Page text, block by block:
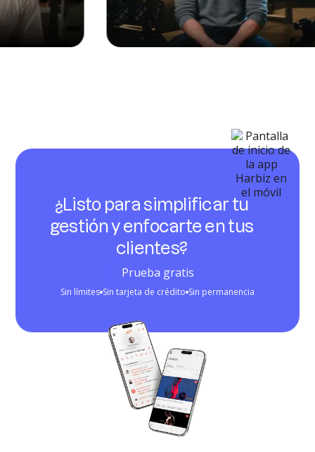
¿Listo para simplificar tu
gestión y enfocarte en tus
clientes?
Prueba gratis
Sin límites Sin tarjeta de crédito Sin permanencia